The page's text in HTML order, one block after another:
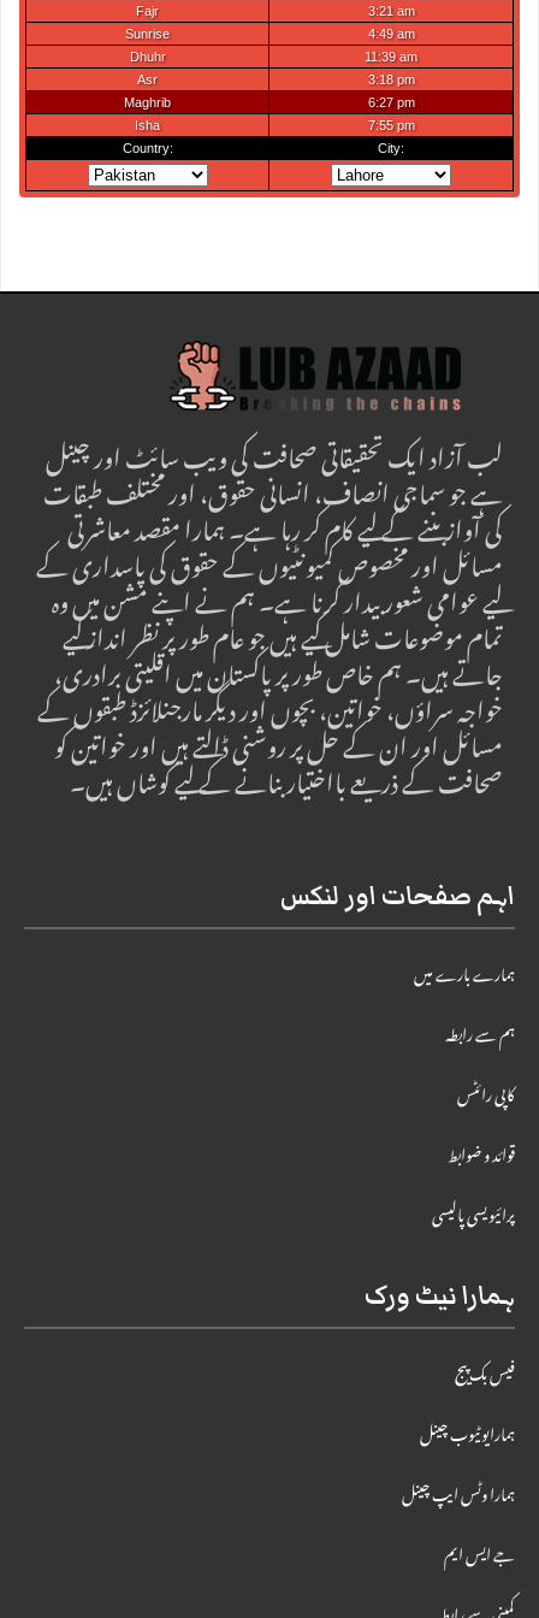
لب آزاد ایک تحقیقاتی صحافت کی ویب سائٹ اور چینل
ہے جو سماجی انصاف، انسانی حقوق، اور مختلف طبقات
کی آواز بننے کے لیے کام کر رہا ہے۔ ہمارا مقصد معاشرتی
مسائل اور مخصوص کمیونٹیوں کے حقوق کی پاسداری کے
لیے عوامی شعور بیدار کرنا ہے۔ ہم نے اپنے مشن میں وہ
تمام موضوعات شامل کیے ہیں جو عام طور پر نظر انداز کیے
جاتے ہیں۔ ہم خاص طور پر پاکستان میں اقلیتی برادری،
خواجہ سراؤں، خواتین، بچوں اور دیگر مارجنلائزڈ طبقوں کے
مسائل اور ان کے حل پر روشنی ڈالتے ہیں اور خواتین کو
صحافت کے ذریعے بااختیار بنانے کے لیے کوشاں ہیں۔
اہم صفحات اور لنکس
ہمارے بارے میں
ہم سے رابطہ
کاپی رائٹس
قوائد و ضوابط
پرائیویسی پالیسی
ہمارا نیٹ ورک
فیس بک پیج
ہمارایوٹیوب چینل
ہمارا وٹس ایپ چینل
جے ایس ایم